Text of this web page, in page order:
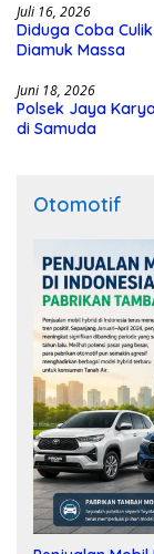
Juli 16, 2026
Diduga Coba
Diamuk Massa
Juni 18, 2026
Polsek Jaya
di Samuda
Otomotif